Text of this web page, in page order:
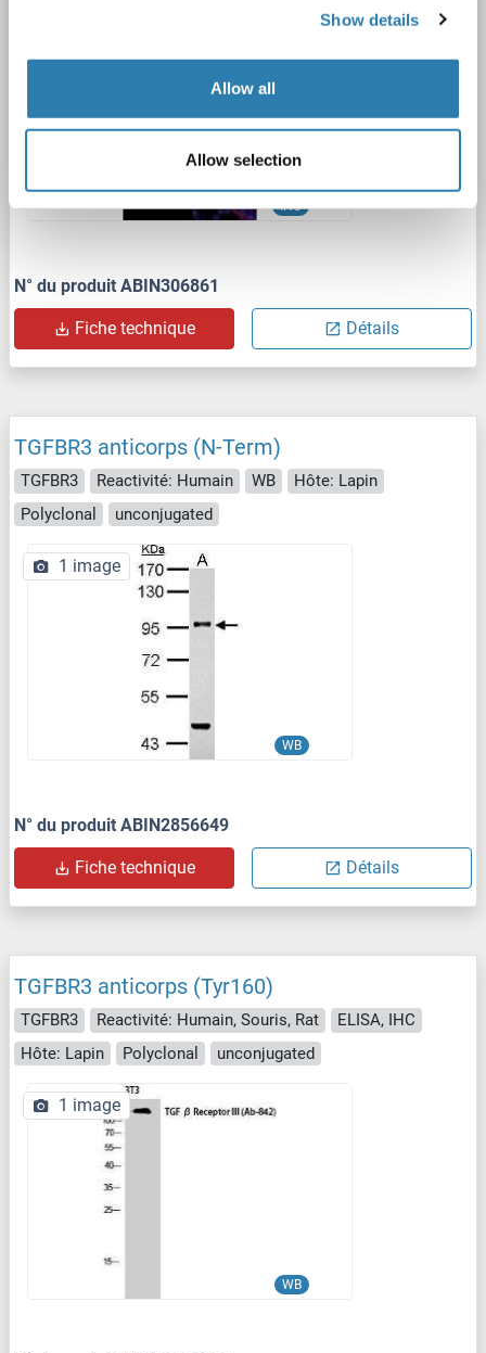
Show details
Allow all
Allow selection
IHC
N° du produit ABIN306861
Fiche technique Détails
TGFBR3 anticorps (N-Term)
TGFBR3 Reactivité: Humain WB
Hôte: Lapin
Polyclonal
unconjugated
WB
1 image
N° du produit ABIN2856649
Fiche technique Détails
TGFBR3 anticorps (Tyr160)
TGFBR3 Reactivité: Humain, Souris, Rat
ELISA, IHC
Hôte: Lapin
Polyclonal unconjugated
WB
1 image